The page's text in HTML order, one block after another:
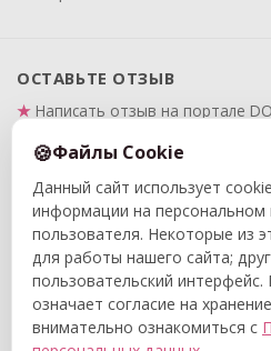
ОСТАВЬТЕ ОТЗЫВ
Написать отзыв на портале
Написать отзыв на
ПРАВОВАЯ ИНФОРМАЦИЯ
Политика в отношении
персональных данных
Политика
Договор публичной оферты
Файлы Cookie
Данный сайт использует
информации на
пользователя. Некоторые из
для работы нашего сайта;
пользовательский
означает согласие на
внимательно ознакомиться с